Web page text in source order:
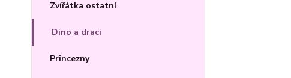
Zvířátka ostatní
Dino a draci
Princezny